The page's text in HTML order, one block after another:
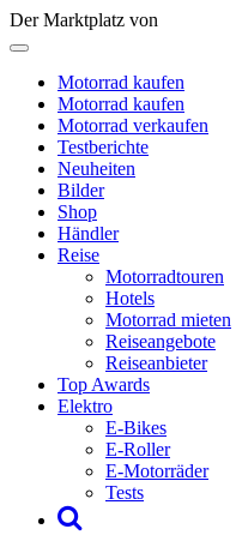
Der Marktplatz von
Motorrad kaufen
Motorrad kaufen
Motorrad verkaufen
Testberichte
Neuheiten
Bilder
Shop
Händler
Reise
Motorradtouren
Hotels
Motorrad mieten
Reiseangebote
Reiseanbieter
Top Awards
Elektro
E-Bikes
E-Roller
E-Motorräder
Tests